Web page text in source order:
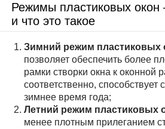
Режимы пластиковых окон
и что это такое
Зимний режим пластиковых
позволяет обеспечить более
рамки створки окна к оконной
соответственно,
зимнее время года;
Летний режим пластиковых
менее плотным прилеганием